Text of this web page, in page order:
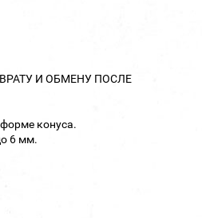
И ОБМЕНУ ПОСЛЕ
конуса.
6 мм.